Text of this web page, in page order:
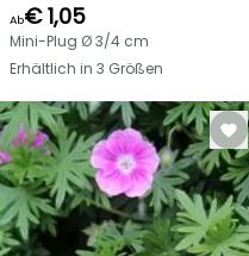
Ab€ 1,05
Mini-Plug Ø 3/4 cm
Erhältlich in 3 Größen